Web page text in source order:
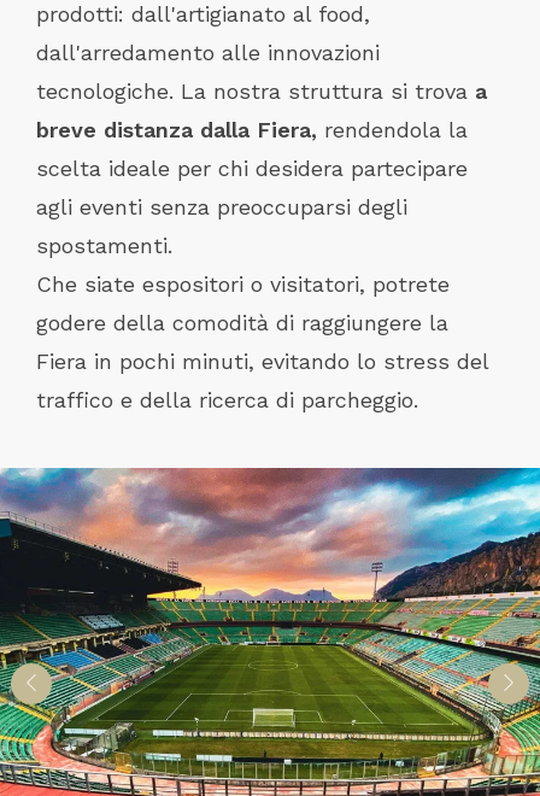
prodotti: dall'artigianato al food,
dall'arredamento alle innovazioni
tecnologiche. La nostra struttura si trova a
breve distanza dalla Fiera, rendendola la
scelta ideale per chi desidera partecipare
agli eventi senza preoccuparsi degli
spostamenti.
Che siate espositori o visitatori, potrete
godere della comodità di raggiungere la
Fiera in pochi minuti, evitando lo stress del
traffico e della ricerca di parcheggio.